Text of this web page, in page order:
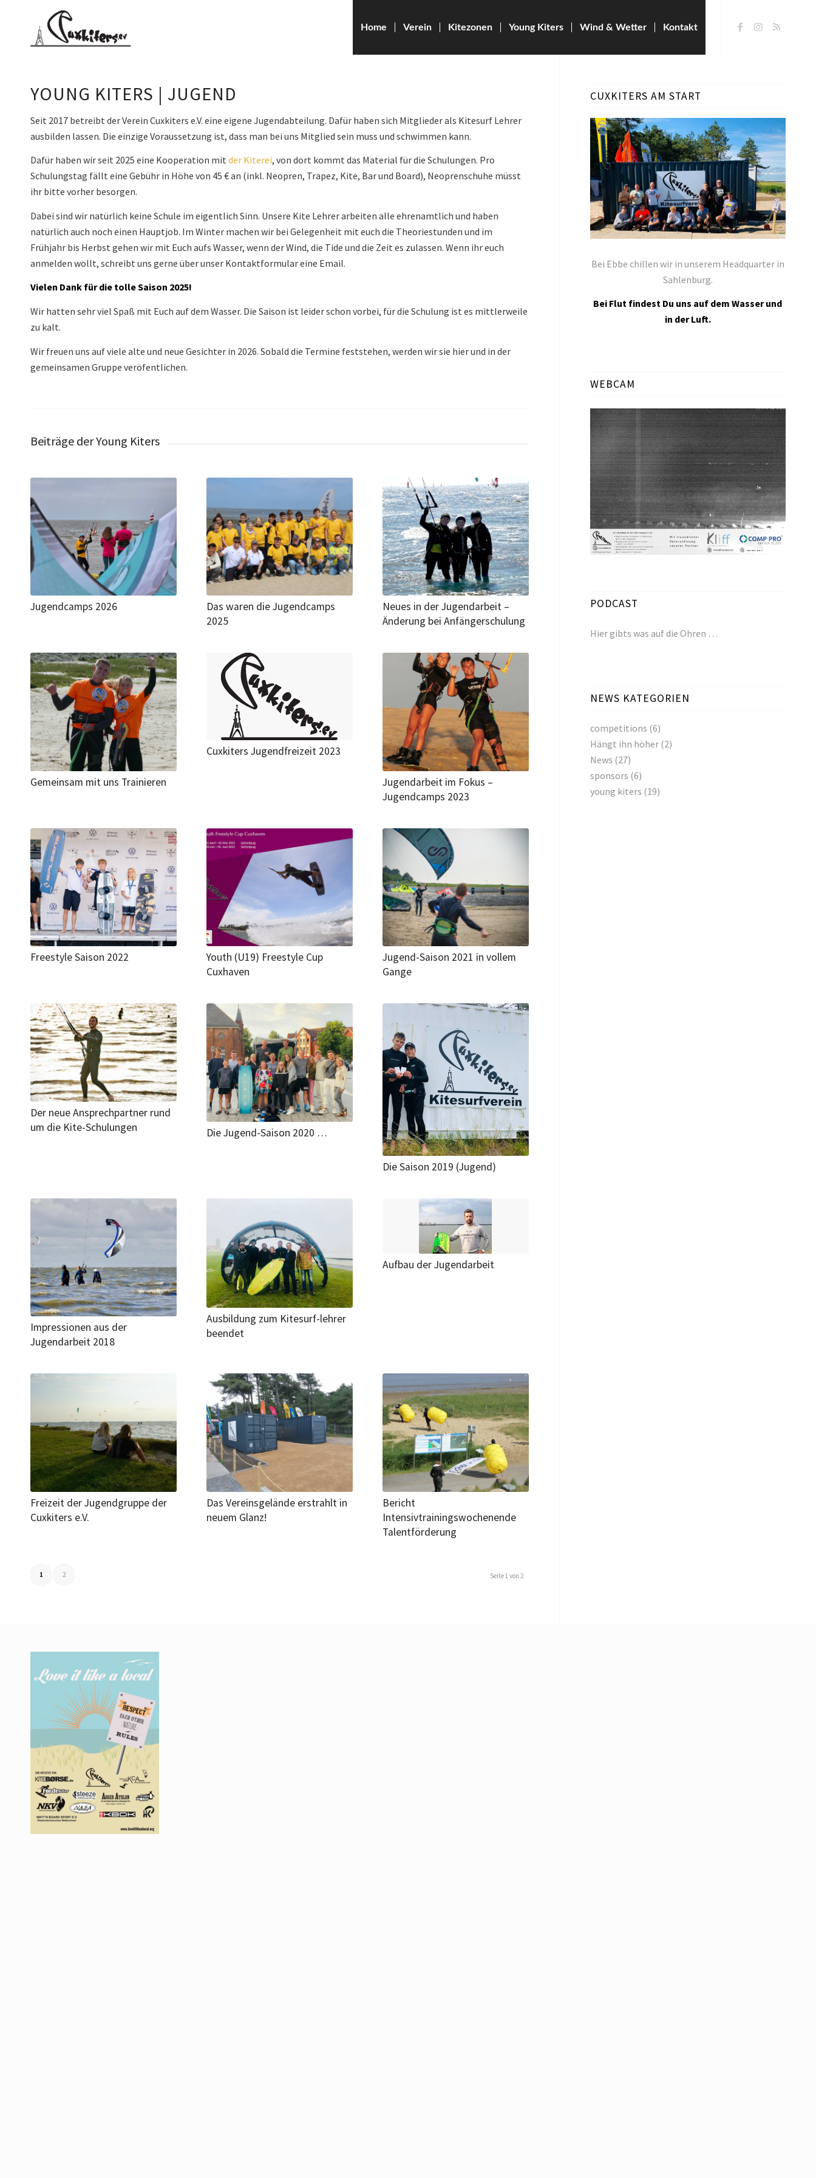
Home Verein Kitezonen Young Kiters Wind & Wetter Kontakt
YOUNG KITERS | JUGEND
Seit 2017 betreibt der Verein Cuxkiters e.V. eine eigene Jugendabteilung. Dafür haben sich Mitglieder als Kitesurf Lehrer
ausbilden lassen. Die einzige Voraussetzung ist, dass man bei uns Mitglied sein muss und schwimmen kann.
Dafür haben wir seit 2025 eine Kooperation mit der Kiterei, von dort kommt das Material für die Schulungen. Pro
Schulungstag fällt eine Gebühr in Höhe von 45 € an (inkl. Neopren, Trapez, Kite, Bar und Board), Neoprenschuhe müsst
ihr bitte vorher besorgen.
Dabei sind wir natürlich keine Schule im eigentlich Sinn. Unsere Kite Lehrer arbeiten alle ehrenamtlich und haben
natürlich auch noch einen Hauptjob. Im Winter machen wir bei Gelegenheit mit euch die Theoriestunden und im
Frühjahr bis Herbst gehen wir mit Euch aufs Wasser, wenn der Wind, die Tide und die Zeit es zulassen. Wenn ihr euch
anmelden wollt, schreibt uns gerne über unser Kontaktformular eine Email.
Vielen Dank für die tolle Saison 2025!
Wir hatten sehr viel Spaß mit Euch auf dem Wasser. Die Saison ist leider schon vorbei, für die Schulung ist es mittlerweile
zu kalt.
Wir freuen uns auf viele alte und neue Gesichter in 2026. Sobald die Termine feststehen, werden wir sie hier und in der
gemeinsamen Gruppe veröfentlichen.
Beiträge der Young Kiters
Jugendcamps 2026
Das waren die Jugendcamps
2025
Neues in der Jugendarbeit –
Änderung bei Anfängerschulung
Gemeinsam mit uns Trainieren
Cuxkiters Jugendfreizeit 2023
Jugendarbeit im Fokus –
Jugendcamps 2023
Freestyle Saison 2022
Youth (U19) Freestyle Cup
Cuxhaven
Jugend-Saison 2021 in vollem
Gange
Der neue Ansprechpartner rund
um die Kite-Schulungen
Die Jugend-Saison 2020 …
Die Saison 2019 (Jugend)
Impressionen aus der
Jugendarbeit 2018
Ausbildung zum Kitesurf-lehrer
beendet
Aufbau der Jugendarbeit
Freizeit der Jugendgruppe der
Cuxkiters e.V.
Das Vereinsgelände erstrahlt in
neuem Glanz!
Bericht
Intensivtrainingswochenende
Talentförderung
Seite 1 von 2
1 2
CUXKITERS AM START
Bei Ebbe chillen wir in unserem Headquarter in
Sahlenburg.
Bei Flut findest Du uns auf dem Wasser und
in der Luft.
WEBCAM
PODCAST
Hier gibts was auf die Ohren …
NEWS KATEGORIEN
competitions (6)
Hängt ihn höher(2)
News (27)
sponsors (6)
young kiters (19)